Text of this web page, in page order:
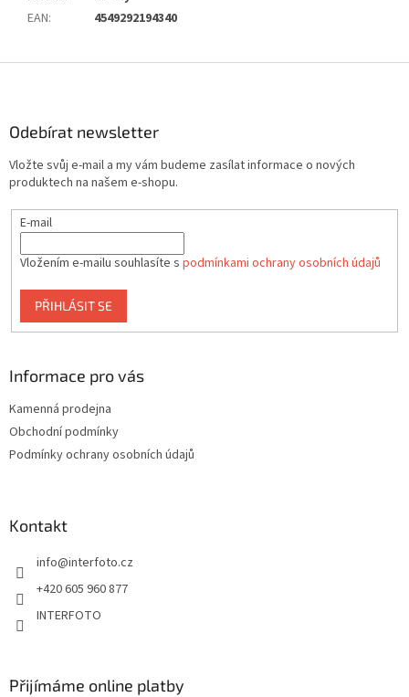
EAN: 4549292194340
Odebírat newsletter
Vložte svůj e-mail a my vám budeme zasílat informace o nových
produktech na našem e-shopu.
E-mail
Vložením e-mailu souhlasíte s podmínkami ochrany osobních údajů
PŘIHLÁSIT SE
Informace pro vás
Kamenná prodejna
Obchodní podmínky
Podmínky ochrany osobních údajů
Kontakt
info@interfoto.cz
+420 605 960 877
INTERFOTO
Přijímáme online platby